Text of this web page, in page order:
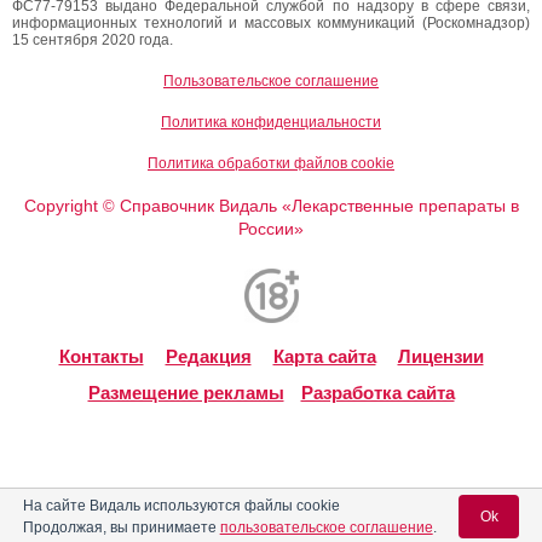
ФС77-79153 выдано Федеральной службой по надзору в сфере связи,
информационных технологий и массовых коммуникаций (Роскомнадзор)
15 сентября 2020 года.
Пользовательское соглашение
Политика конфиденциальности
Политика обработки файлов cookie
Copyright ©Справочник Видаль «Лекарственные препараты в
России»
Контакты Редакция Карта сайта
Лицензии
Размещение рекламы
Разработка сайта
На сайте Видаль используются файлы cookie
Продолжая, вы принимаете пользовательское соглашение.
Ok